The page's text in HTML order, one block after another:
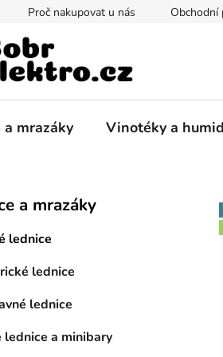
Proč nakupovat u nás Obchodní
a mrazáky Vinotéky a
a mrazáky
lednice
lednice
lednice
lednice a minibary